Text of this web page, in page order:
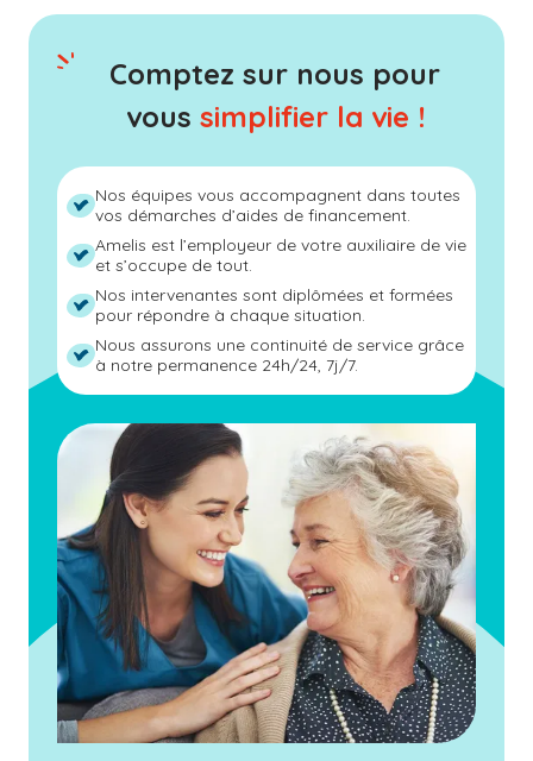
Comptez sur nous pour
vous simplifier la vie !
Nos équipes vous accompagnent dans toutes
vos démarches d’aides de financement.
Amelis est l’employeur de votre auxiliaire de vie
et s’occupe de tout.
Nos intervenantes sont diplômées et formées
pour répondre à chaque situation.
Nous assurons une continuité de service grâce
à notre permanence 24h/24, 7j/7.